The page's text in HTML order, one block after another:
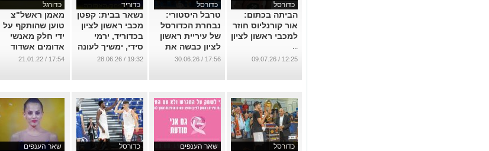
כדורסל
הביתה בכתום:
אור קורנליוס חוזר
למכבי ראשון לציון
...
12:25 / 09.07.26
כדורסל
טרבל היסטורי:
נבחרת הכדורסל
של עיריית ראשון
לציון כבשה את
כל התארים
17:56 / 30.06.26
כדוריד
נשאר בבית: קפטן
מכבי ראשון לציון
בכדוריד, ירמי
סידי, ימשיך לעונה
עשירית במועדון
19:32 / 28.06.26
כדורגל
מאמן ראשל"צ
טוען שהותקף על
ידי חלק מאנשי
אדומים אשדוד
...
17:54 / 21.01.22
כדורסל שאר הענפים כדורסל שאר הענפים